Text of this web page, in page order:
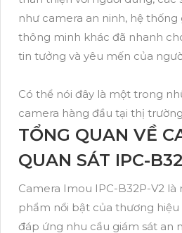
như camera an ninh, hệ thống
thông minh khác đã nhanh
tin tưởng và yêu mến của
Có thể nói đây là một trong
camera hàng đầu tại thị
TỔNG QUAN VỀ
QUAN SÁT IPC-
Camera Imou IPC-B32P-V2
phẩm nổi bật của thương
đáp ứng nhu cầu giám sát an